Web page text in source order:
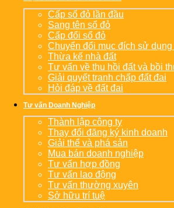
Cấp sổ đỏ lần đầu
Sang tên sổ đỏ
Cấp đổi sổ đỏ
Chuyển đổi mục đích sử dụng
Thừa kế nhà đất
Tư vấn về thu hồi đất và bồi
Giải quyết tranh chấp đất đai
Hỏi đáp về đất đai
Tư vấn Doanh Nghiệp
Thành lập công ty
Thay đổi đăng ký kinh doanh
Giải thể và phá sản
Mua bán doanh nghiệp
Tư vấn hợp đồng
Tư vấn lao động
Tư vấn thường xuyên
Sở hữu trí tuệ